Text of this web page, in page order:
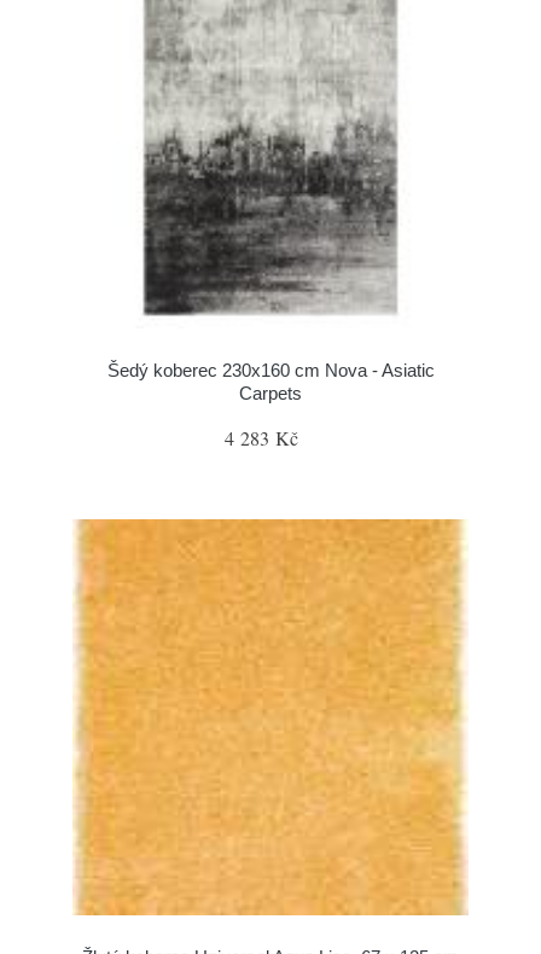
Šedý koberec 230x160 cm Nova - Asiatic
Carpets
4 283 Kč